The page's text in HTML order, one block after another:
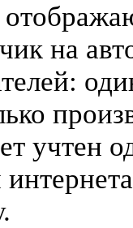
на
учтен